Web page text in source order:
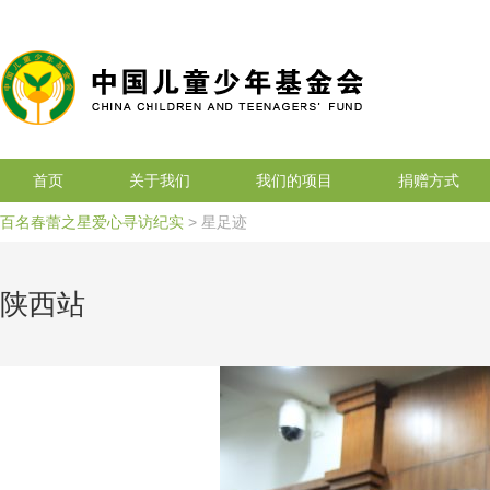
搜索
首页 关于我们 我们的项目 捐赠方式
百名春蕾之星爱心寻访纪实 > 星足迹
陕西站